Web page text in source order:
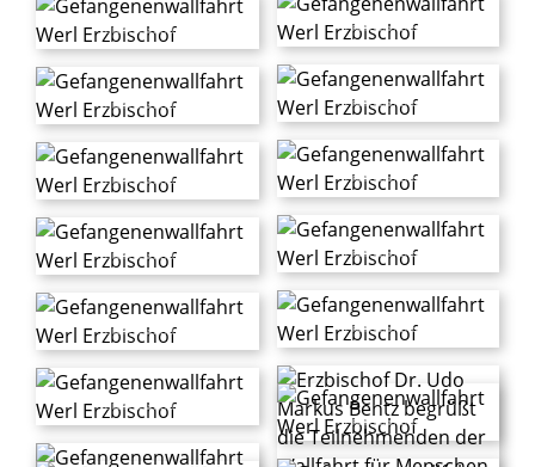
© Ralf Litera / Erzbistum Paderborn
© Ralf Litera / Erzbistum Paderborn
© Ralf Litera / Erzbistum Paderborn
© Ralf Litera / Erzbistum Paderborn
© Ralf Litera / Erzbistum Paderborn
© Ralf Litera / Erzbistum Paderborn
© Ralf Litera / Erzbistum Paderborn
© Ralf Litera / Erzbistum Paderborn
© Ralf Litera / Erzbistum Paderborn
© Ralf Litera / Erzbistum Paderborn
© Ralf Litera / Erzbistum Paderborn
© Ralf Litera / Erzbistum Paderborn